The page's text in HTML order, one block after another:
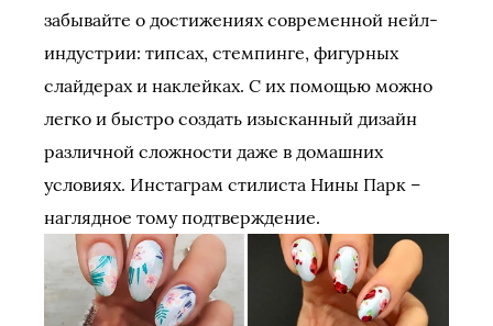
забывайте о достижениях современной нейл-
индустрии: типсах, стемпинге, фигурных
слайдерах и наклейках. С их помощью можно
легко и быстро создать изысканный дизайн
различной сложности даже в домашних
условиях. Инстаграм стилиста Нины Парк –
наглядное тому подтверждение.